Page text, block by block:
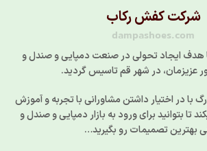
شرکت کفش رکاب
dampashoes.com
ایجاد تحولی در صنعت دمپایی و صندل و
عزیزمان، در شهر قم تاسیس گردید.
با در اختیار داشتن مشاورانی با تجربه و آموزش
تا بتوانید برای ورود به بازار دمپایی و صندل و
بهترین تصمیمات رو بگیرید…